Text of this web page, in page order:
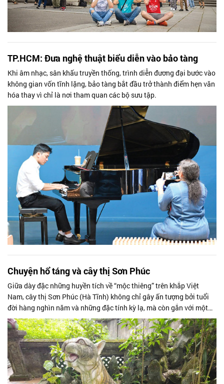
TP.HCM: Đưa nghệ thuật biểu diễn vào bảo tàng
Khi âm nhạc, sân khấu truyền thống, trình diễn đương đại bước vào
không gian vốn tĩnh lặng, bảo tàng bắt đầu trở thành điểm hẹn văn
hóa thay vì chỉ là nơi tham quan các bộ sưu tập.
Chuyện hổ táng và cây thị Sơn Phúc
Giữa dày đặc những huyền tích về “mộc thiêng” trên khắp Việt
Nam, cây thị Sơn Phúc (Hà Tĩnh) không chỉ gây ấn tượng bởi tuổi
đời hàng nghìn năm và những đặc tính kỳ lạ, mà còn gắn với một
lớp trầm tích...